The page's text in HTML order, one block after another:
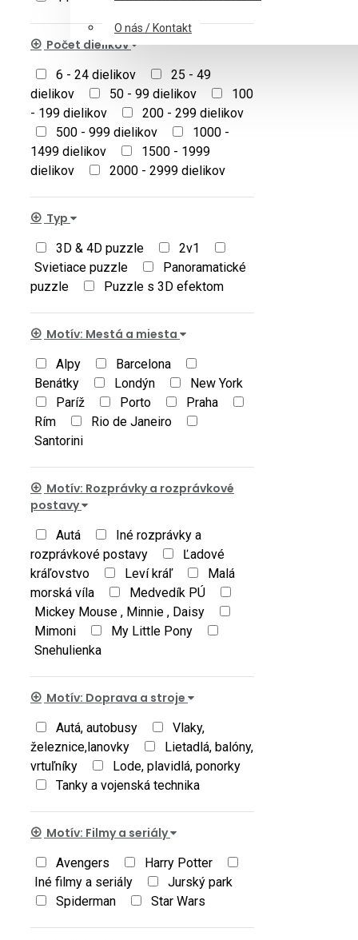
O nás / Kontakt
Počet dielikov
6 - 24 dielikov
25 - 49
dielikov
50 - 99 dielikov
100
- 199 dielikov
200 - 299 dielikov
500 - 999 dielikov
1000 -
1499 dielikov
1500 - 1999
dielikov
2000 - 2999 dielikov
Typ
3D & 4D puzzle
2v1
Svietiace puzzle
Panoramatické
puzzle
Puzzle s 3D efektom
Motív: Mestá a miesta
Alpy
Barcelona
Benátky
Londýn
New York
Paríž
Porto
Praha
Rím
Rio de Janeiro
Santorini
Motív: Rozprávky a rozprávkové
postavy
Autá
Iné rozprávky a
rozprávkové postavy
Ľadové
kráľovstvo
Leví kráľ
Malá
morská víla
Medvedík PÚ
Mickey Mouse , Minnie , Daisy
Mimoni
My Little Pony
Snehulienka
Motív: Doprava a stroje
Autá, autobusy
Vlaky,
železnice,lanovky
Lietadlá, balóny,
vrtuľníky
Lode, plavidlá, ponorky
Tanky a vojenská technika
Motív: Filmy a seriály
Avengers
Harry Potter
Iné filmy a seriály
Jurský park
Spiderman
Star Wars